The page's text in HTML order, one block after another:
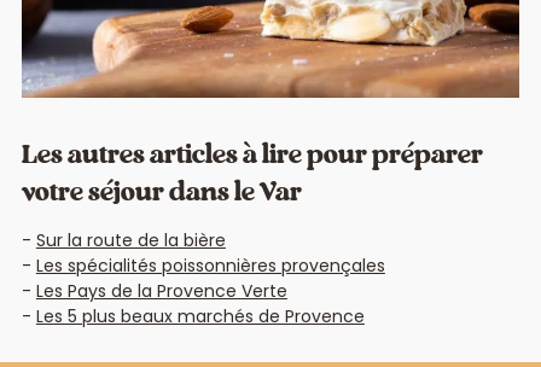
Les autres articles à lire pour préparer
votre séjour dans le Var
Sur la route de la bière
Les spécialités poissonnières provençales
Les Pays de la Provence Verte
Les 5 plus beaux marchés de Provence